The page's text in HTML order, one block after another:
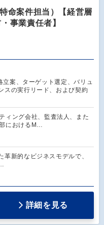
命案件担当）【経営層
事業責任者】
立案、ターゲット選定、バリュ
スの実行リード、および契約
ィング会社、監査法人、また
におけるM…
革新的なビジネスモデルで、
詳細を見る